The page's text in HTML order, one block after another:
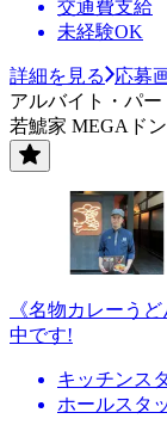
交通費支給
未経験OK
詳細を見る
応募
アルバイト・パー
若鯱家 MEGAド
《名物カレーう
中です!
キッチンス
ホールスタ